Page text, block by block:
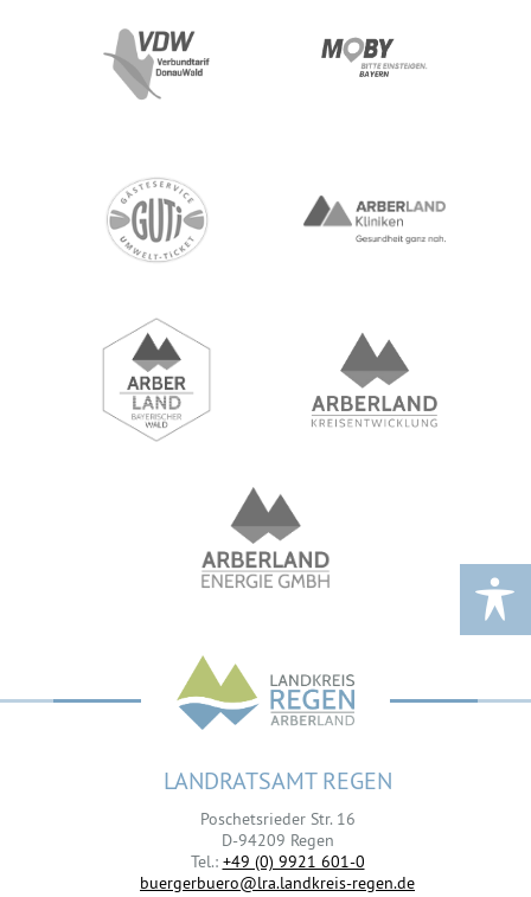
LANDRATSAMT REGEN
Poschetsrieder Str. 16
D-94209 Regen
Tel.: +49 (0) 9921 601-0
buergerbuero@lra.landkreis-regen.de